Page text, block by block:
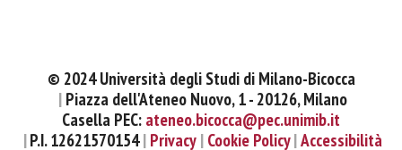
© 2024 Università degli Studi di Milano-Bicocca
Piazza dell'Ateneo Nuovo, 1 - 20126, Milano
Casella PEC: ateneo.bicocca@pec.unimib.it
P.I. 12621570154 Privacy Cookie Policy Accessibilità